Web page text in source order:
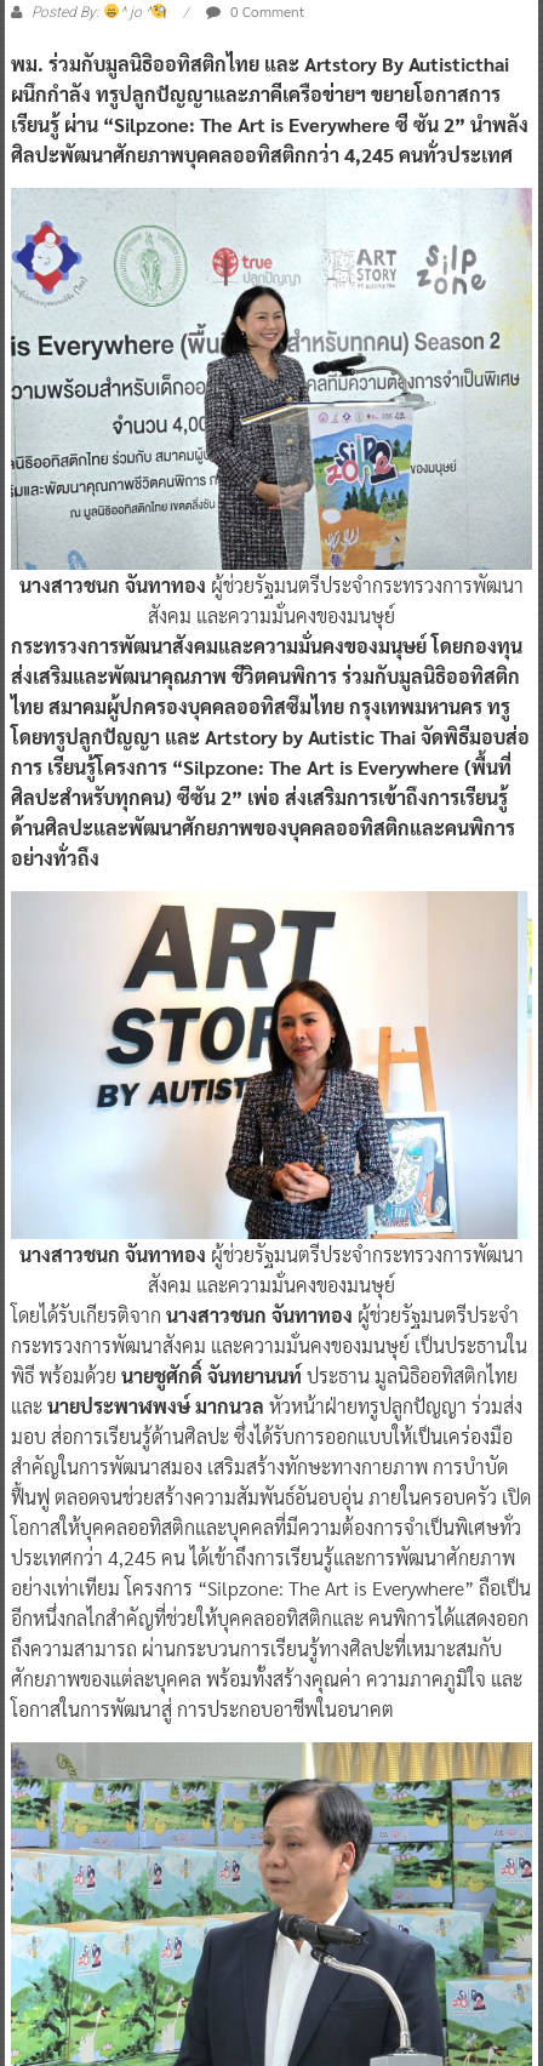
พม. ร่วมกับมูลนิธิออทิสติกไทย และ Artstory By Autisticthai
เรียนรู้ ผ่าน “Silpzone: The Art is Everywhere ซี ซัน 2” นำพลัง
ศิลปะพัฒนาศักยภาพบุคคลออทิสติกกว่า 4,245 คนทั่วประเทศ
ผู้ช่วยรัฐมนตรีประจำกระทรวงการพัฒนา
สังคม และความมั่นคงของมนษุย์
กระทรวงการพัฒนาสังคมและความมั่นคงของมนุษย์ โดยกองทุน
ส่งเสริมและพัฒนาคุณภาพ ชีวิตคนพิการ ร่วมกับมูลนิธิออทิสติก
ไทย สมาคมผู้ปกครองบุคคลออทิสซึมไทย กรุงเทพมหานคร ทรู
โดยทรูปลูกปัญญา และ Artstory by Autistic Thai จัดพิธีมอบส่อ
การ เรียนรู้โครงการ “Silpzone: The Art is Everywhere (พื้นที่
ศิลปะสำหรับทุกคน) ซีซัน 2” เพ่อ ส่งเสริมการเข้าถึงการเรียนรู้
ด้านศิลปะและพัฒนาศักยภาพของบุคคลออทิสติกและคนพิการ
อย่างทั่วถึง
ผู้ช่วยรัฐมนตรีประจำกระทรวงการพัฒนา
สังคม และความมั่นคงของมนษุย์
โดยได้รับเกียรติจากนางสาวชนก จันทาทองผู้ช่วยรัฐมนตรีประจำ
กระทรวงการพัฒนาสังคม และความมั่นคงของมนษุย์ เป็นประธานใน
พิธี พร้อมด้วยนายชูศักดิ์ จันทยานนท์ประธาน มูลนิธิออทิสติกไทย
และนายประพาฬพงษ์ มากนวลหัวหน้าฝ่ายทรูปลูกปัญญา ร่วมส่ง
มอบ ส่อการเรียนรู้ด้านศิลปะ ซึ่งได้รับการออกแบบให้เป็นเคร่องมือ
สำคัญในการพัฒนาสมอง เสริมสร้างทักษะทางกายภาพ การบำบัด
ฟื้นฟู ตลอดจนช่วยสร้างความสัมพันธ์อันอบอุ่น ภายในครอบครัว เปิด
โอกาสให้บุคคลออทิสติกและบุคคลที่มีความต้องการจำเป็นพิเศษทั่ว
ประเทศกว่า 4,245 คน ได้เข้าถึงการเรียนรู้และการพัฒนาศักยภาพ
อย่างเท่าเทียม โครงการ “Silpzone: The Art is Everywhere” ถือเป็น
อีกหนึ่งกลไกสำคัญที่ช่วยให้บุคคลออทิสติกและ คนพิการได้แสดงออก
ถึงความสามารถ ผ่านกระบวนการเรียนรู้ทางศิลปะที่เหมาะสมกับ
ศักยภาพของแต่ละบุคคล พร้อมทั้งสร้างคุณค่า ความภาคภูมิใจ และ
โอกาสในการพัฒนาสู่ การประกอบอาชีพในอนาคต